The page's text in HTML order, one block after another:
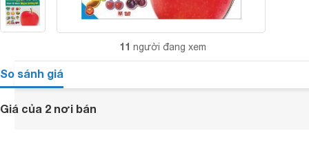
11 người đang xem
So sánh giá
Giá của 2 nơi bán